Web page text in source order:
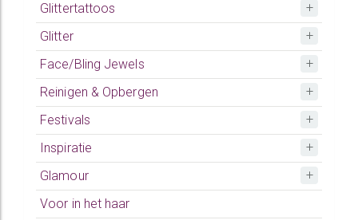
Glittertattoos
Glitter
Face/Bling Jewels
Reinigen & Opbergen
Festivals
Inspiratie
Glamour
Voor in het haar